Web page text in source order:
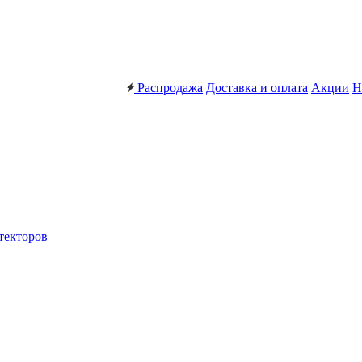
Распродажа Доставка и оплата Акции